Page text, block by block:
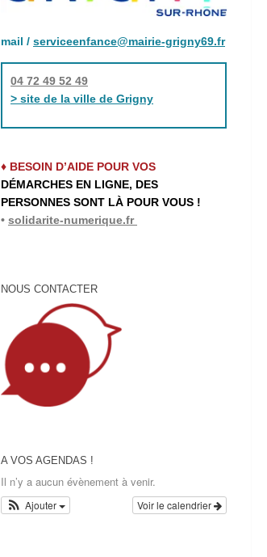
mail / serviceenfance@mairie-grigny69.fr
04 72 49 52 49
> site de la ville de Grigny
♦ BESOIN D’AIDE POUR VOS
DÉMARCHES EN LIGNE, DES
PERSONNES SONT LÀ POUR VOUS !
• solidarite-numerique.fr
NOUS CONTACTER
A VOS AGENDAS !
Il n’y a aucun évènement à venir.
Voir le calendrier
Ajouter